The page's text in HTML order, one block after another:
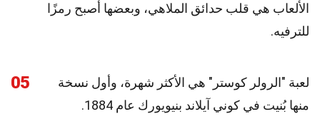
الألعاب هي قلب حدائق الملاهي، وبعضها أصبح رمزًا
للترفيه.
05
لعبة "الرولر كوستر" هي الأكثر شهرة، وأول نسخة
منها بُنيت في كوني آيلاند بنيويورك عام 1884.